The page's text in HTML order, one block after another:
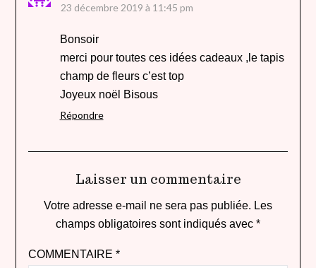
23 décembre 2019 à 11:45 pm
Bonsoir
merci pour toutes ces idées cadeaux ,le tapis
champ de fleurs c’est top
Joyeux noël Bisous
Répondre
Laisser un commentaire
Votre adresse e-mail ne sera pas publiée. Les
champs obligatoires sont indiqués avec *
COMMENTAIRE *